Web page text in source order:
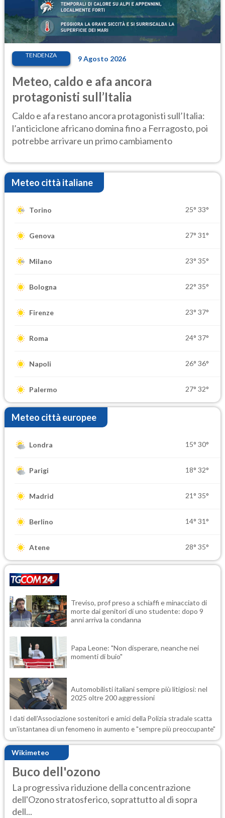
TENDENZA 9 Agosto 2026
Meteo, caldo e afa ancora
protagonisti sull’Italia
Caldo e afa restano ancora protagonisti sull’Italia:
l’anticiclone africano domina fino a Ferragosto, poi
potrebbe arrivare un primo cambiamento
Meteo città italiane
Torino 25° 33°
Genova 27° 31°
Milano 23° 35°
Bologna 22° 35°
Firenze 23° 37°
Roma 24° 37°
Napoli 26° 36°
Palermo 27° 32°
Meteo città europee
Londra 15° 30°
Parigi 18° 32°
Madrid 21° 35°
Berlino 14° 31°
Atene 28° 35°
Treviso, prof preso a schiaffi e minacciato di
morte dai genitori di uno studente: dopo 9
anni arriva la condanna
Papa Leone: "Non disperare, neanche nei
momenti di buio"
Automobilisti italiani sempre più litigiosi: nel
2025 oltre 200 aggressioni
I dati dell'Associazione sostenitori e amici della Polizia stradale scatta
un'istantanea di un fenomeno in aumento e "sempre più preoccupante"
Wikimeteo
Buco dell'ozono
La progressiva riduzione della concentrazione
dell'Ozono stratosferico, soprattutto al di sopra
dell...